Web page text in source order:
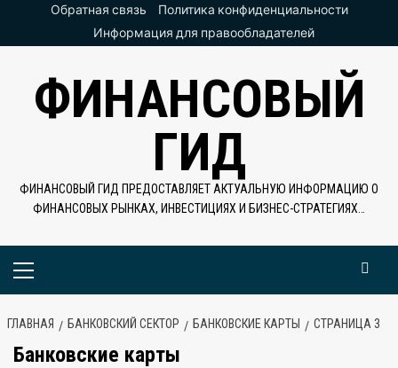
ПерейтиОбратная связь
Политика конфиденциальности
Информация для правообладателей
ФИНАНСОВЫЙ
ГИД
ФИНАНСОВЫЙ ГИД ПРЕДОСТАВЛЯЕТ АКТУАЛЬНУЮ ИНФОРМАЦИЮ О
ФИНАНСОВЫХ РЫНКАХ, ИНВЕСТИЦИЯХ И БИЗНЕС-СТРАТЕГИЯХ…
Основное
ГЛАВНАЯ БАНКОВСКИЙ СЕКТОР БАНКОВСКИЕ КАРТЫ СТРАНИЦА 3
Банковские карты